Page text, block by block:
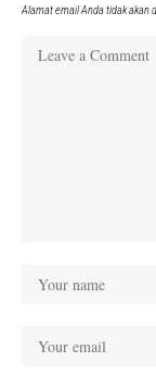
Alamat email Anda tidak akan